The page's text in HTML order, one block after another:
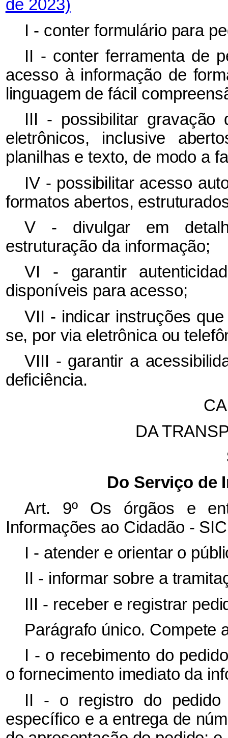
de 2023)
I - conter formulário para
II - conter ferramenta de
acesso à informação de
linguagem de fácil
III - possibilitar gravação
eletrônicos, inclusive
planilhas e texto, de modo a
IV - possibilitar acesso
formatos abertos,
V - divulgar em
estruturação da informação;
VI - garantir
disponíveis para acesso;
VII - indicar instruções
se, por via eletrônica ou
VIII - garantir a
deficiência.
DA
Do Serviço de
Art. 9º Os órgãos e
Informações ao Cidadão -
I - atender e orientar o
II - informar sobre a
III - receber e registrar
Parágrafo único. Compete
I - o recebimento do
o fornecimento imediato da
II - o registro do pedido
específico e a entrega de